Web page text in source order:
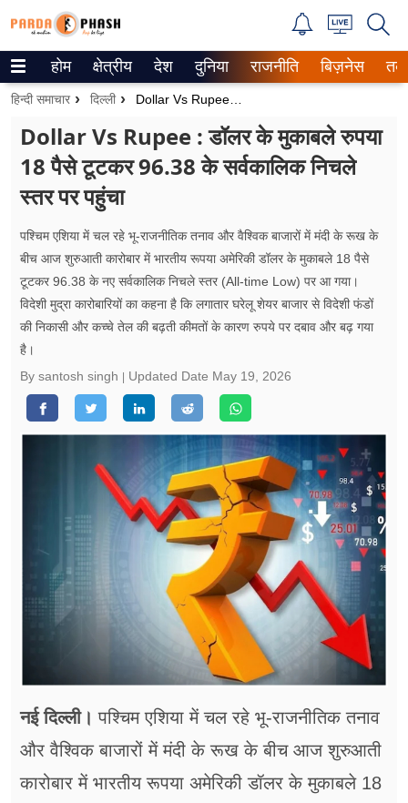
Trending on Google News
वेब स्टोरीज
उत्तर प्रदेश
गैलरी
वीडियो
रिलेशनशिप
जीवन मंत्रा
फूड
अन्य खबरें
होम क्षेत्रीय देश दुनिया राजनीति बिज़नेस
हिन्दी समाचार दिल्ली
Dollar Vs Rupee : डॉलर के मुकाबले रुपया
18 पैसे टूटकर 96.38 के सर्वकालिक निचले
स्तर पर पहुंचा
पश्चिम एशिया में चल रहे भू-राजनीतिक तनाव और वैश्विक बाजारों में मंदी के रूख के
बीच आज शुरुआती कारोबार में भारतीय रूपया अमेरिकी डॉलर के मुकाबले 18 पैसे
टूटकर 96.38 के नए सर्वकालिक निचले स्तर (All-time Low) पर आ गया।
विदेशी मुद्रा कारोबारियों का कहना है कि लगातार घरेलू शेयर बाजार से विदेशी फंडों
की निकासी और कच्चे तेल की बढ़ती कीमतों के कारण रुपये पर दबाव और बढ़ गया
है।
By santosh singh
Updated Date May 19, 2026
नई दिल्ली। पश्चिम एशिया में चल रहे भू-राजनीतिक तनाव
और वैश्विक बाजारों में मंदी के रूख के बीच आज शुरुआती
कारोबार में भारतीय रूपया अमेरिकी डॉलर के मुकाबले 18